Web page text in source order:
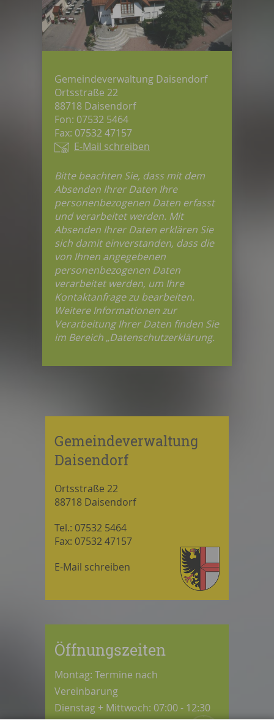
Gemeindeverwaltung Daisendorf
Ortsstraße 22
88718 Daisendorf
Fon: 07532 5464
Fax: 07532 47157
E-Mail schreiben
Bitte beachten Sie, dass mit dem
Absenden Ihrer Daten Ihre
personenbezogenen Daten erfasst
und verarbeitet werden. Mit
Absenden Ihrer Daten erklären Sie
sich damit einverstanden, dass die
von Ihnen angegebenen
personenbezogenen Daten
verarbeitet werden, um Ihre
Kontaktanfrage zu bearbeiten.
Weitere Informationen zur
Verarbeitung Ihrer Daten finden Sie
im Bereich „Datenschutzerklärung.
Gemeindeverwaltung
Daisendorf
Ortsstraße 22
88718 Daisendorf
Tel.: 07532 5464
Fax: 07532 47157
E-Mail schreiben
Öffnungszeiten
Montag: Termine nach
Vereinbarung
Dienstag + Mittwoch: 07:00 - 12:30